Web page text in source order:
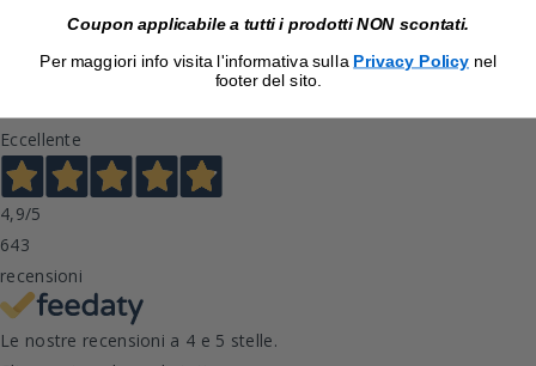
Eccellente
4,9/5
643
recensioni
Le nostre recensioni a 4 e 5 stelle.
Coupon applicabile a tutti i prodotti NON scontati.
Per maggiori info visita l'informativa sulla Privacy Policy nel
footer del sito.